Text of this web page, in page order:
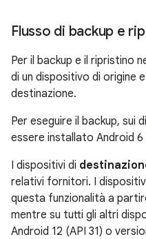
Flusso di backup e
Per il backup e il ripristino
di un dispositivo di origine
destinazione.
Per eseguire il backup, sui
essere installato Android 6
I dispositivi di
relativi fornitori. I
questa funzionalità a
mentre su tutti gli altri
Android 12 (API 31) o